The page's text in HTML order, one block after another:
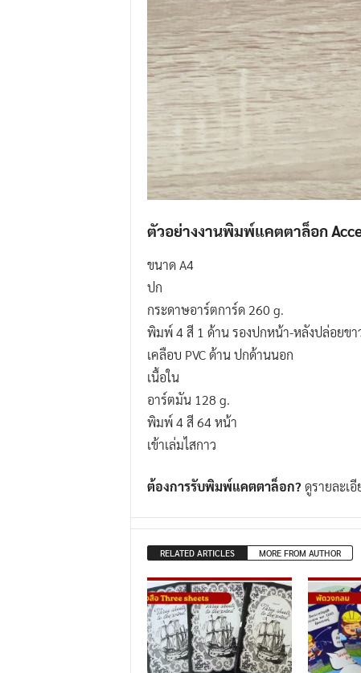
ตัวอย่างงานพิมพ์แคตตาล็อก
ขนาด A4
ปก
กระดาษอาร์ตการ์ด 260 g.
พิมพ์ 4 สี 1 ด้าน รองปกหน้า-หลังปล่อยขา
เคลือบ PVC ด้าน ปกด้านนอก
เนื้อใน
อาร์ตมัน 128 g.
พิมพ์ 4 สี 64 หน้า
เข้าเล่มไสกาว
ต้องการรับพิมพ์แคตตาล็อก? ดูรายละเ
RELATED ARTICLES MORE FROM AUTHOR